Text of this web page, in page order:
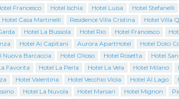
Francesco Hotel Ischia Hotel Luisa Hotel Stefanelli
Hotel Casa Martinelli Residence Villa Cristina
Hotel Villa
Hotel La Bussola Hotel Rio Hotel Francesco
Hotel Ai Capitani Aurora ApartHotel Hotel Dolci
Nuova Barcaccia Hotel Olioso Hotel Rosetta Hotel
Favorita Hotel La Perla Hotel La Vela Hotel Milano
Hotel Valentina Hotel Vecchio Viola Hotel Al Lago
Hotel La Nuvola Hotel Marsari Hotel Mignon